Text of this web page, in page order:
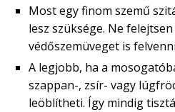
Most egy finom szemű
lesz szüksége. Ne
védőszemüveget is
A legjobb, ha a
szappan-, zsír- vagy
leöblítheti. Így mindig